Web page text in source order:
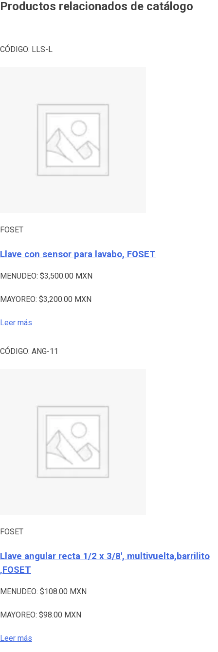
Productos relacionados de catálogo
CÓDIGO: LLS-L
FOSET
Llave con sensor para lavabo, FOSET
MENUDEO: $3,500.00 MXN
MAYOREO: $3,200.00 MXN
Leer más
CÓDIGO: ANG-11
FOSET
Llave angular recta 1/2 x 3/8′, multivuelta,barrilito
,FOSET
MENUDEO: $108.00 MXN
MAYOREO: $98.00 MXN
Leer más